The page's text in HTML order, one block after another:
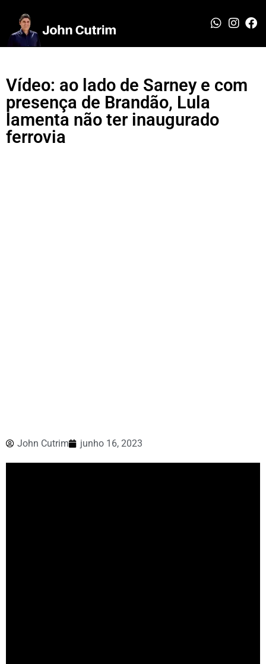
Vídeo: ao lado de Sarney e com
presença de Brandão, Lula
lamenta não ter inaugurado
ferrovia
John Cutrim junho 16, 2023